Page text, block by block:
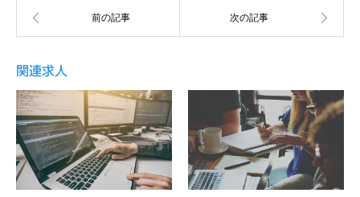
関連求人